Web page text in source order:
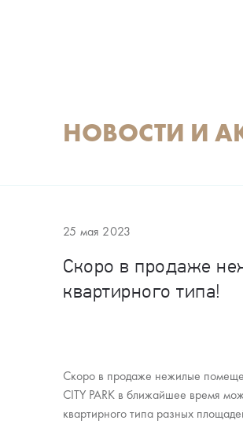
НОВОСТИ И
25 мая 2023
Скоро в продаже
квартирного типа!
Скоро в продаже нежилые
CITY PARK в ближайшее время
квартирного типа разных